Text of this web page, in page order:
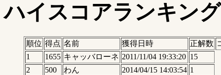
ハイスコアランキング
順位 得点 名前 獲得日時 正解数
1
1655 キャッバローネ 2011/11/04 19:33:20 15
2
500 わん 2014/04/15 14:03:54 1